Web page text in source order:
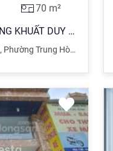
70 m²
TÒA NHÀ VĂN PHÒNG KHUẤT DUY TIẾN CẦU GIẤY. 70M X 8 TẦNG THÔNG SÀN. TRƯỚC NHÀ Ô TÔ TRÁNH - DỪNG ĐỖ.
, Phường Trung Hòa